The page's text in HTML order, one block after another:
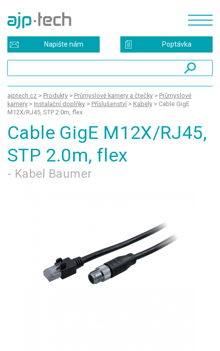
Poptávka
Napište nám
ajptech.cz > Produkty > Průmyslové kamery a čtečky > Průmyslové
kamery > Instalační doplňky > Příslušenství > Kabely > Cable GigE
M12X/RJ45, STP 2.0m, flex
Cable GigE M12X/RJ45,
STP 2.0m, flex
- Kabel Baumer